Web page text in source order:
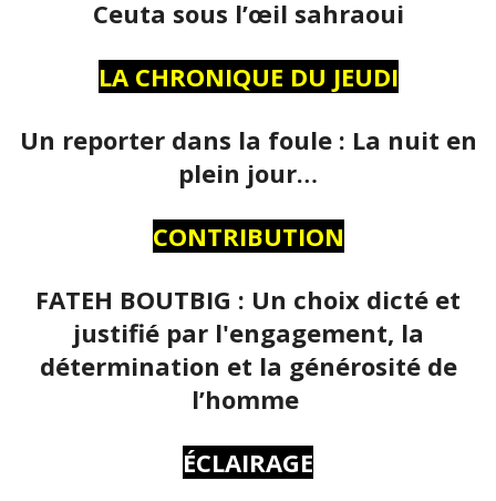
Ceuta sous l’œil sahraoui
LA CHRONIQUE DU JEUDI
Un reporter dans la foule : La nuit en
plein jour…
CONTRIBUTION
FATEH BOUTBIG : Un choix dicté et
justifié par l'engagement, la
détermination et la générosité de
l’homme
ÉCLAIRAGE